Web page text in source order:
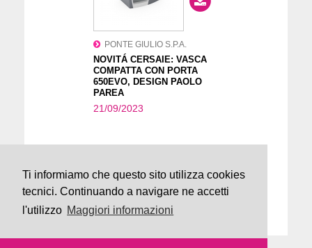
Ti informiamo che questo sito utilizza cookies
tecnici. Continuando a navigare ne accetti
l'utilizzo Maggiori informazioni
PONTE GIULIO S.P.A.
NOVITÁ CERSAIE: VASCA
COMPATTA CON PORTA
650EVO, DESIGN PAOLO
PAREA
21/09/2023